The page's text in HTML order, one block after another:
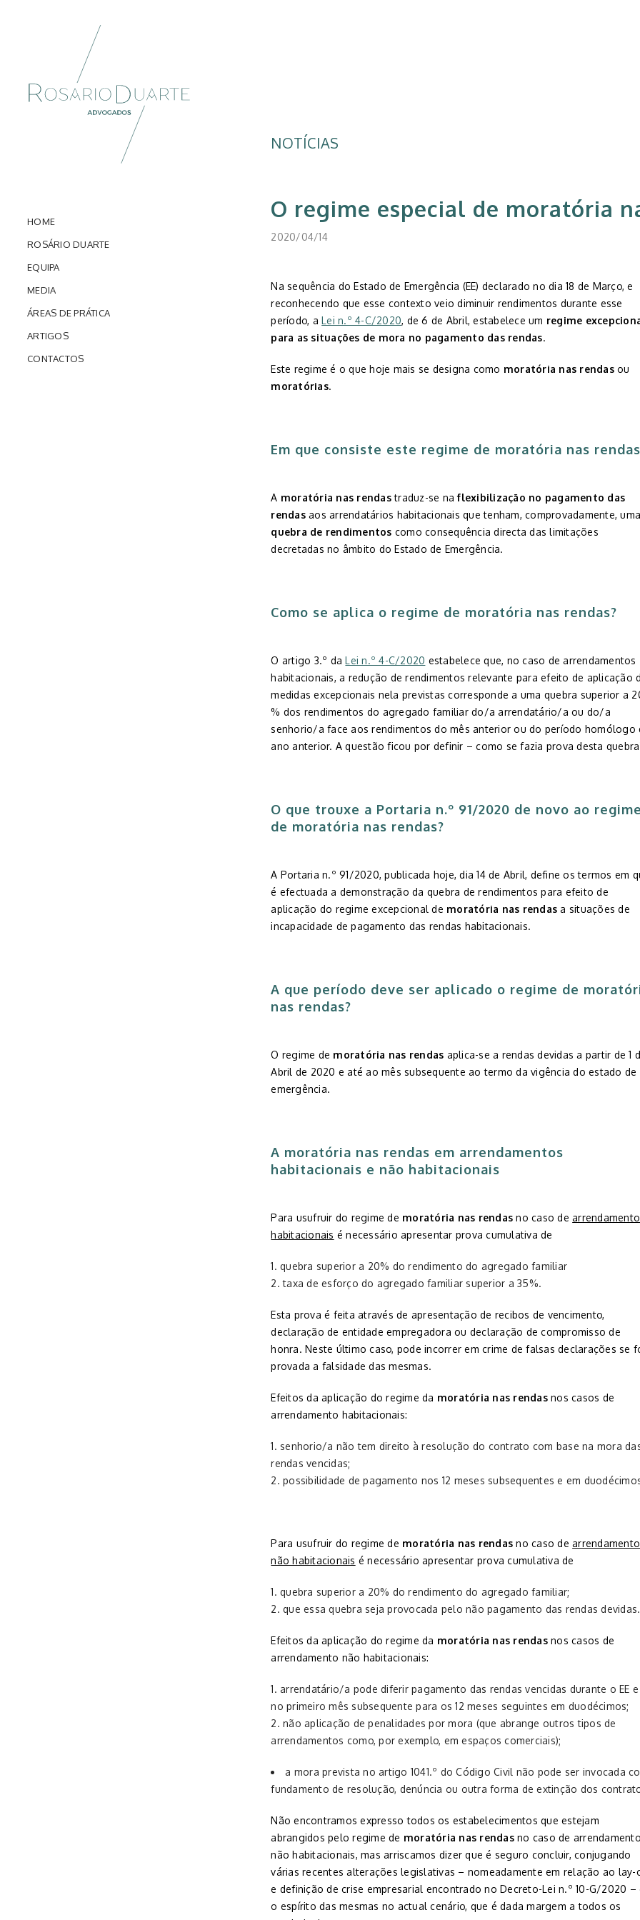
HOME
ROSÁRIO DUARTE
EQUIPA
MEDIA
ÁREAS DE PRÁTICA
ARTIGOS
CONTACTOS
NOTÍCIAS
O regime especial de moratória
2020/04/14
Na sequência do Estado de Emergência (EE) declarado no dia 18 de Março, e
reconhecendo que esse contexto veio diminuir rendimentos durante esse
período, aLei n.º 4-C/2020, de 6 de Abril, estabelece um regime excep
para as situações de mora no pagamento das rendas.
Este regime é o que hoje mais se designa como moratória nas rendasou
moratórias.
Em que consiste este regime de moratória nas
A moratória nas rendastraduz-se naflexibilização no pagamento das
rendasaos arrendatários habitacionais que tenham, comprovadamente, uma
quebra de rendimentos como consequência directa das limitações
decretadas no âmbito do Estado de Emergência.
Como se aplica o regime de moratória nas rendas?
O artigo 3.º daLei n.º 4-C/2020 estabelece que, no caso de arrendamentos
habitacionais, a redução de rendimentos relevante para efeito de aplicação
medidas excepcionais nela previstas corresponde a uma quebra superior a
% dos rendimentos do agregado familiar do/a arrendatário/a ou do/a
senhorio/a face aos rendimentos do mês anterior ou do período homólogo
ano anterior. A questão ficou por definir – como se fazia prova desta
O que trouxe a Portaria n.º 91/2020 de novo ao regime
de moratória nas rendas?
A Portaria n.º 91/2020, publicada hoje, dia 14 de Abril, define os termos em
é efectuada a demonstração da quebra de rendimentos para efeito de
aplicação do regime excepcional de moratória nas rendas a situações de
incapacidade de pagamento das rendas habitacionais.
A que período deve ser aplicado o regime de
nas rendas?
O regime de moratória nas rendas aplica-se a rendas devidas a partir de 1
Abril de 2020 e até ao mês subsequente ao termo da vigência do estado de
emergência.
A moratória nas rendas em arrendamentos
habitacionais e não habitacionais
Para usufruir do regime de moratória nas rendas no caso de
habitacionais é necessário apresentar prova cumulativa de
quebra superior a 20% do rendimento do agregado familiar
taxa de esforço do agregado familiar superior a 35%.
Esta prova é feita através de apresentação de recibos de vencimento,
declaração de entidade empregadora ou declaração de compromisso de
honra. Neste último caso, pode incorrer em crime de falsas declarações se
provada a falsidade das mesmas.
Efeitos da aplicação do regime da moratória nas rendasnos casos de
arrendamento habitacionais:
senhorio/a não tem direito à resolução do contrato com base na mora
rendas vencidas;
possibilidade de pagamento nos 12 meses subsequentes e em
Para usufruir do regime de moratória nas rendas no caso de
não habitacionais é necessário apresentar prova cumulativa de
quebra superior a 20% do rendimento do agregado familiar;
que essa quebra seja provocada pelo não pagamento das rendas devidas.
Efeitos da aplicação do regime da moratória nas rendasnos casos de
arrendamento não habitacionais:
arrendatário/a pode diferir pagamento das rendas vencidas durante o EE e
no primeiro mês subsequente para os 12 meses seguintes em duodécimos;
não aplicação de penalidades por mora (que abrange outros tipos de
arrendamentos como, por exemplo, em espaços comerciais);
a mora prevista no artigo 1041.º do Código Civil não pode ser invocada
fundamento de resolução, denúncia ou outra forma de extinção dos
Não encontramos expresso todos os estabelecimentos que estejam
abrangidos pelo regime de moratória nas rendasno caso de
não habitacionais, mas arriscamos dizer que é seguro concluir, conjugando
várias recentes alterações legislativas – nomeadamente em relação ao
e definição de crise empresarial encontrado no Decreto-Lei n.º 10-G/2020 –
o espírito das mesmas no actual cenário, que é dada margem a todos os